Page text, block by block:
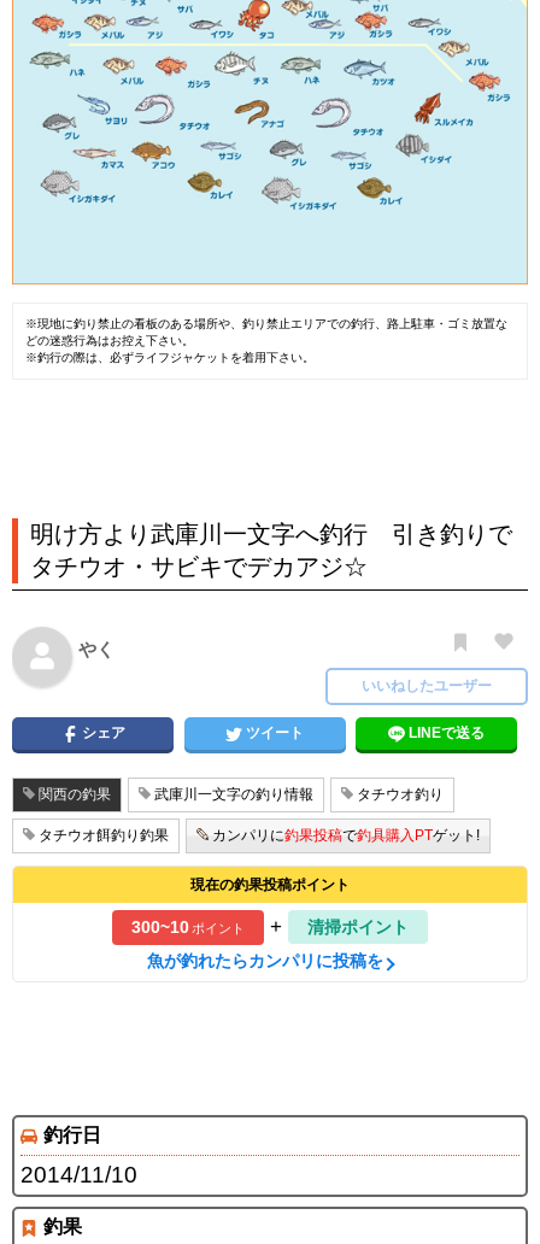
※現地に釣り禁止の看板のある場所や、釣り禁止エリアでの釣行、路上駐車・ゴミ放置な
どの迷惑行為はお控え下さい。
※釣行の際は、必ずライフジャケットを着用下さい。
明け方より武庫川一文字へ釣行 引き釣りで
タチウオ・サビキでデカアジ☆
やく
いいねしたユーザー
シェア ツイート LINEで送る
関西の釣果 武庫川一文字の釣り情報 タチウオ釣り
タチウオ餌釣り釣果 カンパリに釣果投稿で釣具購入PTゲット!
現在の釣果投稿ポイント
300~10ポイント +
清掃ポイント
魚が釣れたらカンパリに投稿を
釣行日
2014/11/10
釣果